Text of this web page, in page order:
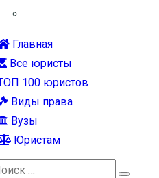
Главная
Все юристы
100 юристов
Виды права
Вузы
Юристам